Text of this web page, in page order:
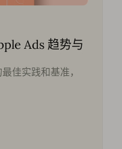
Ads 趋势与
佳实践和基准，